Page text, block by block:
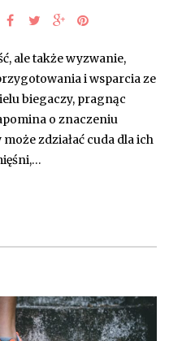
ale także wyzwanie,
i wsparcia ze
biegaczy, pragnąc
o znaczeniu
zdziałać cuda dla ich